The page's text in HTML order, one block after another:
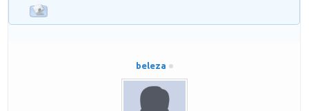
beleza